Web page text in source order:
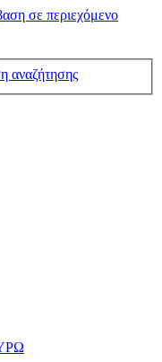
σε περιεχόμενο
αναζήτησης